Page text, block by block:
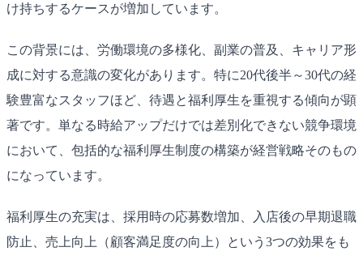
け持ちするケースが増加しています。
この背景には、労働環境の多様化、副業の普及、キャリア形
成に対する意識の変化があります。特に20代後半～30代の経
験豊富なスタッフほど、待遇と福利厚生を重視する傾向が顕
著です。単なる時給アップだけでは差別化できない競争環境
において、包括的な福利厚生制度の構築が経営戦略そのもの
になっています。
福利厚生の充実は、採用時の応募数増加、入店後の早期退職
防止、売上向上（顧客満足度の向上）という3つの効果をも